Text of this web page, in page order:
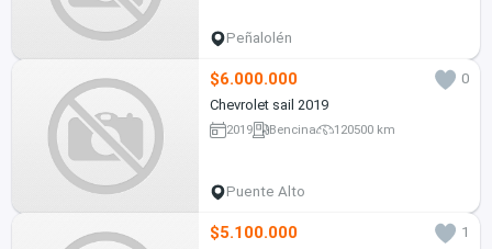
Peñalolén
$6.000.000
0
Chevrolet sail 2019
2019 Bencina 120500 km
Puente Alto
$5.100.000
1